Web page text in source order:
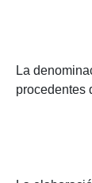
La
procedentes